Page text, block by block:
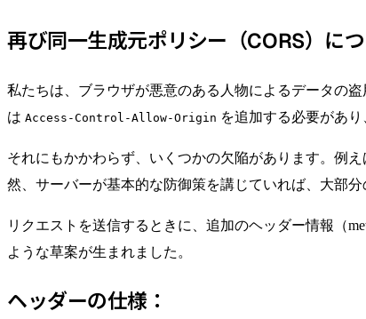
再び同一生成元ポリシー（CORS）に
私たちは、ブラウザが悪意のある人物によるデータの
は Access-Control-Allow-Origin を追加する必要があ
それにもかかわらず、いくつかの欠陥があります。例え
然、サーバーが基本的な防御策を講じていれば、大部
リクエストを送信するときに、追加のヘッダー情報（
ような草案が生まれました。
ヘッダーの仕様：